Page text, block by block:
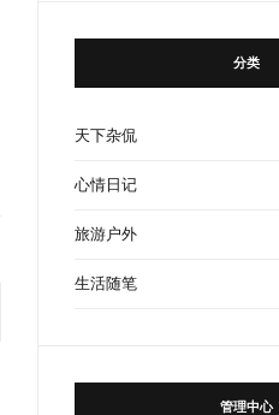
分类
天下杂侃
心情日记
旅游户外
生活随笔
管理中心